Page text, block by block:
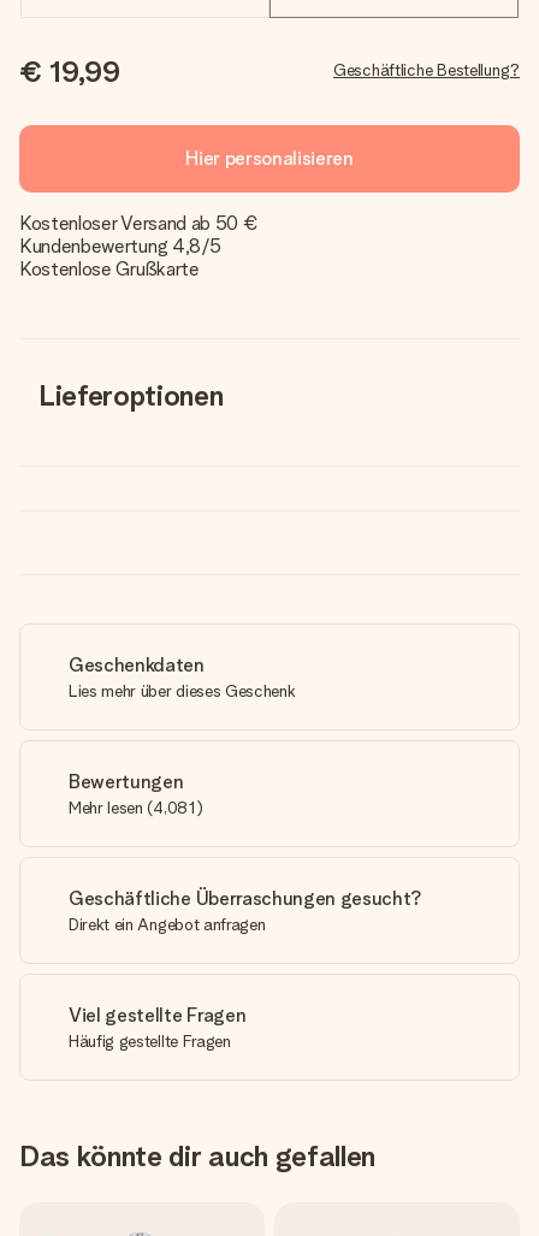
€ 19,99 Geschäftliche Bestellung?
Hier personalisieren
Kostenloser Versand ab 50 €
Kundenbewertung 4,8/5
Kostenlose Grußkarte
Lieferoptionen
Geschenkdaten
Lies mehr über dieses Geschenk
Bewertungen
Mehr lesen (4,081)
Geschäftliche Überraschungen gesucht?
Direkt ein Angebot anfragen
Viel gestellte Fragen
Häufig gestellte Fragen
Das könnte dir auch gefallen